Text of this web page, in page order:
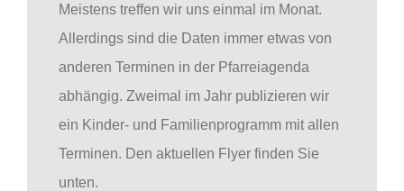
Meistens treffen wir uns einmal im Monat.
Allerdings sind die Daten immer etwas von
anderen Terminen in der Pfarreiagenda
abhängig. Zweimal im Jahr publizieren wir
ein Kinder- und Familienprogramm mit allen
Terminen. Den aktuellen Flyer finden Sie
unten.